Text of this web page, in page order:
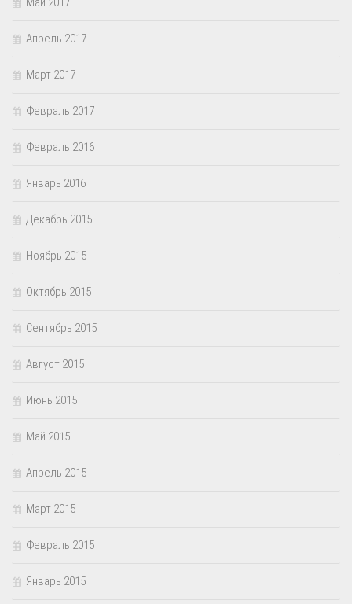
Апрель 2017
Март 2017
Февраль 2017
Февраль 2016
Январь 2016
Декабрь 2015
Ноябрь 2015
Октябрь 2015
Сентябрь 2015
Август 2015
Июнь 2015
Май 2015
Апрель 2015
Март 2015
Февраль 2015
Январь 2015